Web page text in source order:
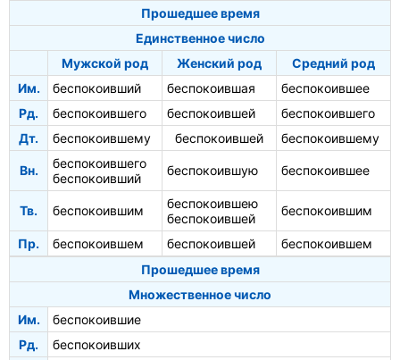
Прошедшее время
Единственное число
Мужской род
Женский род
Средний род
Им.
беспокоивший беспокоившая
беспокоившее
Рд.
беспокоившего беспокоившей
беспокоившего
Дт.
беспокоившему беспокоившей беспокоившему
Вн.
беспокоившего
беспокоивший
беспокоившую беспокоившее
Тв. беспокоившим
беспокоившею
беспокоившей
беспокоившим
Пр. беспокоившем беспокоившей
беспокоившем
Прошедшее время
Множественное число
Им.
беспокоившие
Рд.
беспокоивших